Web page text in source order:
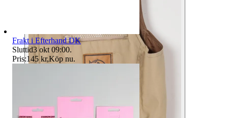
Frakt i Efterhand DK
Sluttid3 okt 09:00.
Pris:145 kr,Köp nu.